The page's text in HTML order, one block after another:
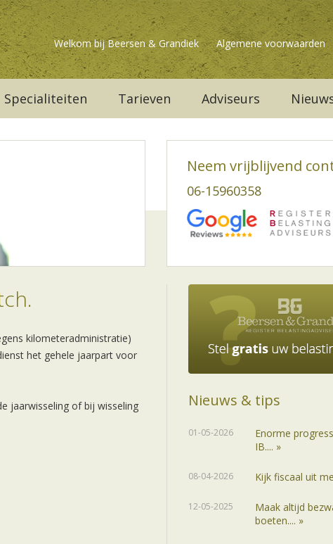
Welkom bij Beersen & Grandiek Algemene voorwaarden
Specialiteiten Tarieven Adviseurs
Neem vrijblijvend
06-15960358
kilometeradministratie)
het gehele jaarpart voor
jaarwisseling of bij wisseling
Nieuws & tips
01-05-2026
Enorme
IB.... »
08-04-2026 Kijk fiscaal uit
12-05-2025
Maak altijd
boeten.... »